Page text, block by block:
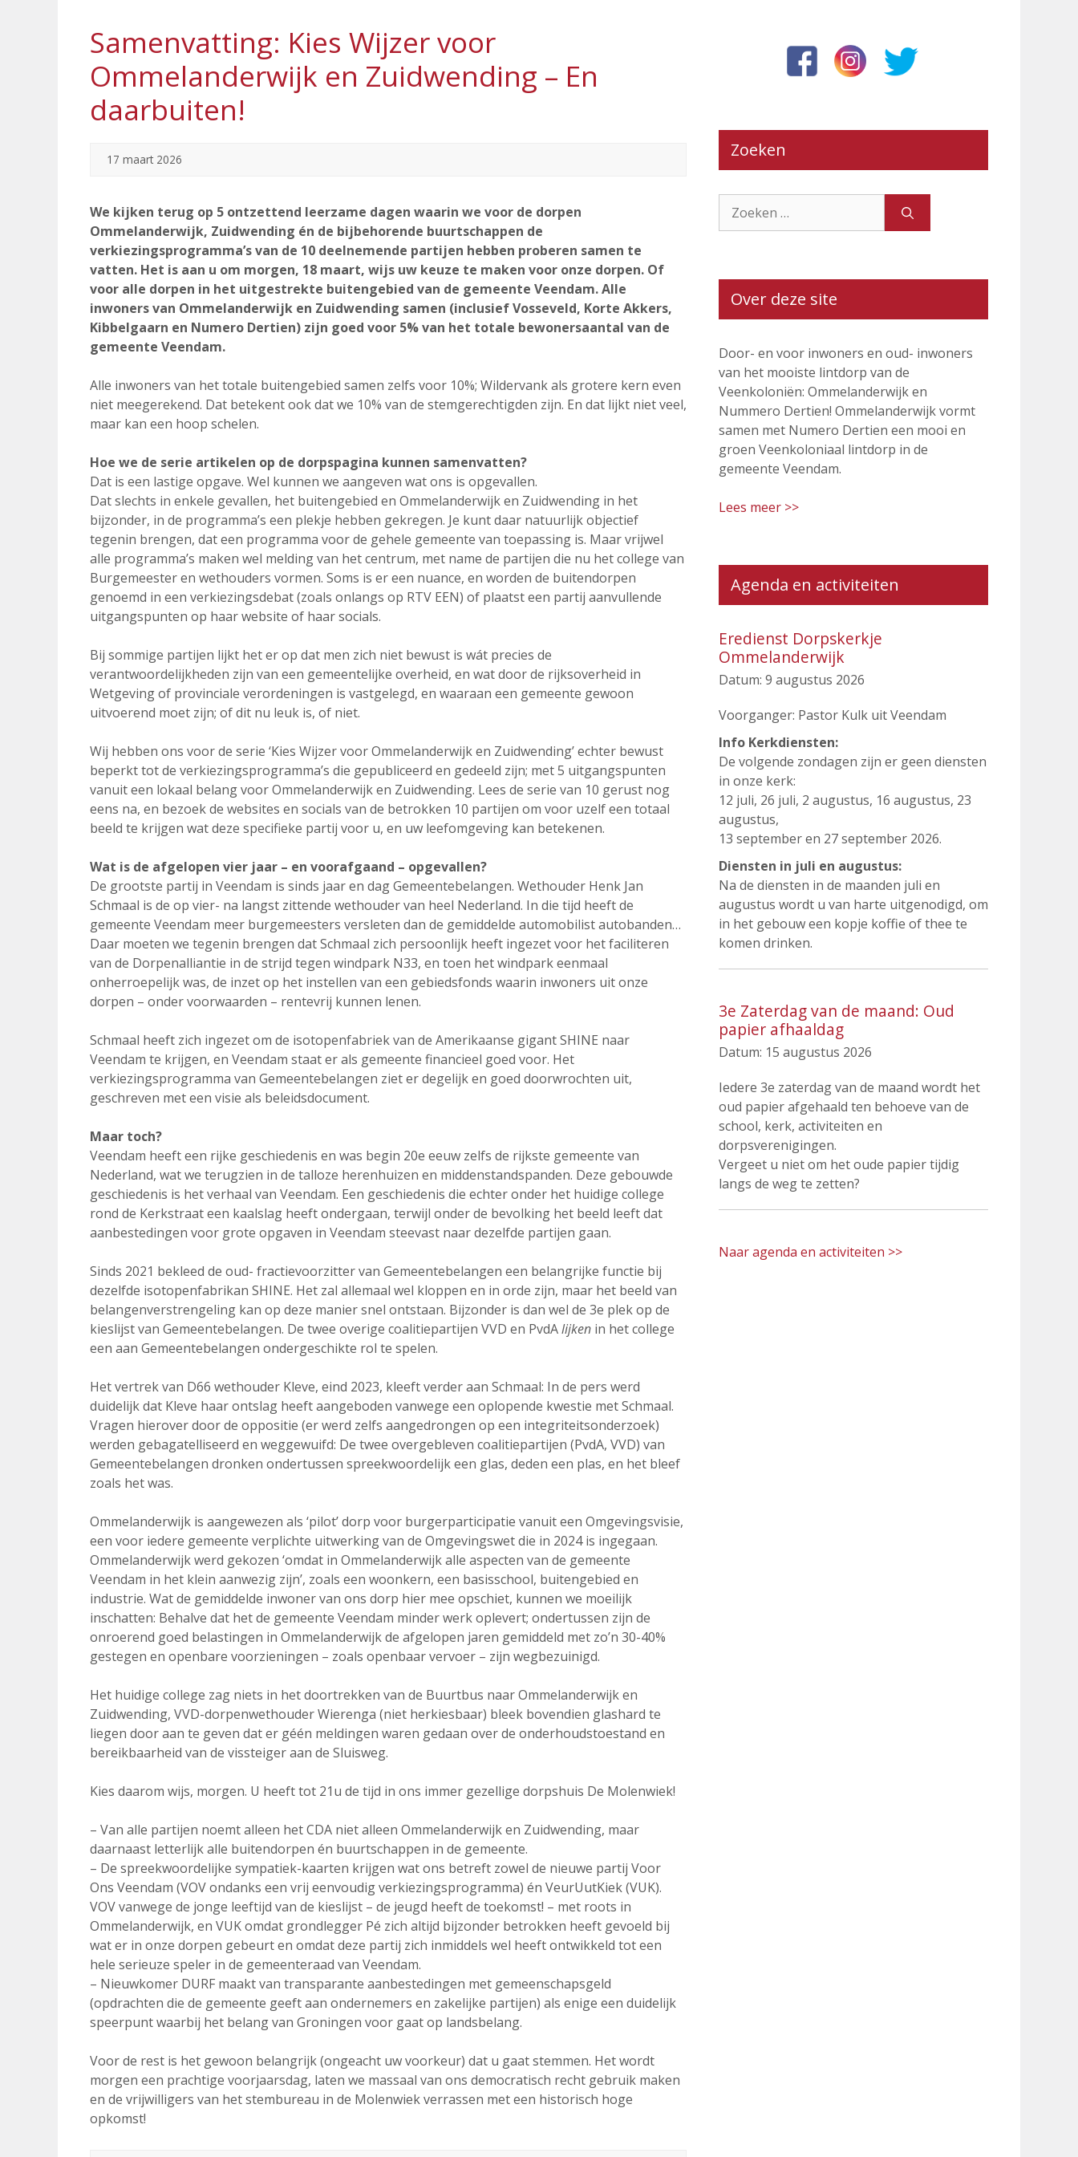
Samenvatting: Kies Wijzer voor
Ommelanderwijk en Zuidwending – En
daarbuiten!
17 maart 2026
We kijken terug op 5 ontzettend leerzame dagen waarin we voor de dorpen
Ommelanderwijk, Zuidwending én de bijbehorende buurtschappen de
verkiezingsprogramma’s van de 10 deelnemende partijen hebben proberen samen te
vatten. Het is aan u om morgen, 18 maart, wijs uw keuze te maken voor onze dorpen. Of
voor alle dorpen in het uitgestrekte buitengebied van de gemeente Veendam. Alle
inwoners van Ommelanderwijk en Zuidwending samen (inclusief Vosseveld, Korte Akkers,
Kibbelgaarn en Numero Dertien) zijn goed voor 5% van het totale bewonersaantal van de
gemeente Veendam.
Alle inwoners van het totale buitengebied samen zelfs voor 10%; Wildervank als grotere kern even
niet meegerekend. Dat betekent ook dat we 10% van de stemgerechtigden zijn. En dat lijkt niet veel,
maar kan een hoop schelen.
Hoe we de serie artikelen op de dorpspagina kunnen samenvatten?
Dat is een lastige opgave. Wel kunnen we aangeven wat ons is opgevallen.
Dat slechts in enkele gevallen, het buitengebied en Ommelanderwijk en Zuidwending in het
bijzonder, in de programma’s een plekje hebben gekregen. Je kunt daar natuurlijk objectief
tegenin brengen, dat een programma voor de gehele gemeente van toepassing is. Maar vrijwel
alle programma’s maken wel melding van het centrum, met name de partijen die nu het college van
Burgemeester en wethouders vormen. Soms is er een nuance, en worden de buitendorpen
genoemd in een verkiezingsdebat (zoals onlangs op RTV EEN) of plaatst een partij aanvullende
uitgangspunten op haar website of haar socials.
Bij sommige partijen lijkt het er op dat men zich niet bewust is wát precies de
verantwoordelijkheden zijn van een gemeentelijke overheid, en wat door de rijksoverheid in
Wetgeving of provinciale verordeningen is vastgelegd, en waaraan een gemeente gewoon
uitvoerend moet zijn; of dit nu leuk is, of niet.
Wij hebben ons voor de serie ‘Kies Wijzer voor Ommelanderwijk en Zuidwending’ echter bewust
beperkt tot de verkiezingsprogramma’s die gepubliceerd en gedeeld zijn; met 5 uitgangspunten
vanuit een lokaal belang voor Ommelanderwijk en Zuidwending. Lees de serie van 10 gerust nog
eens na, en bezoek de websites en socials van de betrokken 10 partijen om voor uzelf een totaal
beeld te krijgen wat deze specifieke partij voor u, en uw leefomgeving kan betekenen.
Wat is de afgelopen vier jaar – en voorafgaand – opgevallen?
De grootste partij in Veendam is sinds jaar en dag Gemeentebelangen. Wethouder Henk Jan
Schmaal is de op vier- na langst zittende wethouder van heel Nederland. In die tijd heeft de
gemeente Veendam meer burgemeesters versleten dan de gemiddelde automobilist autobanden…
Daar moeten we tegenin brengen dat Schmaal zich persoonlijk heeft ingezet voor het faciliteren
van de Dorpenalliantie in de strijd tegen windpark N33, en toen het windpark eenmaal
onherroepelijk was, de inzet op het instellen van een gebiedsfonds waarin inwoners uit onze
dorpen – onder voorwaarden – rentevrij kunnen lenen.
Schmaal heeft zich ingezet om de isotopenfabriek van de Amerikaanse gigant SHINE naar
Veendam te krijgen, en Veendam staat er als gemeente financieel goed voor. Het
verkiezingsprogramma van Gemeentebelangen ziet er degelijk en goed doorwrochten uit,
geschreven met een visie als beleidsdocument.
Maar toch?
Veendam heeft een rijke geschiedenis en was begin 20e eeuw zelfs de rijkste gemeente van
Nederland, wat we terugzien in de talloze herenhuizen en middenstandspanden. Deze gebouwde
geschiedenis is het verhaal van Veendam. Een geschiedenis die echter onder het huidige college
rond de Kerkstraat een kaalslag heeft ondergaan, terwijl onder de bevolking het beeld leeft dat
aanbestedingen voor grote opgaven in Veendam steevast naar dezelfde partijen gaan.
Sinds 2021 bekleed de oud- fractievoorzitter van Gemeentebelangen een belangrijke functie bij
dezelfde isotopenfabrikan SHINE. Het zal allemaal wel kloppen en in orde zijn, maar het beeld van
belangenverstrengeling kan op deze manier snel ontstaan. Bijzonder is dan wel de 3e plek op de
kieslijst van Gemeentebelangen. De twee overige coalitiepartijen VVD en PvdAlijken in het college
een aan Gemeentebelangen ondergeschikte rol te spelen.
Het vertrek van D66 wethouder Kleve, eind 2023, kleeft verder aan Schmaal: In de pers werd
duidelijk dat Kleve haar ontslag heeft aangeboden vanwege een oplopende kwestie met Schmaal.
Vragen hierover door de oppositie (er werd zelfs aangedrongen op een integriteitsonderzoek)
werden gebagatelliseerd en weggewuifd: De twee overgebleven coalitiepartijen (PvdA, VVD) van
Gemeentebelangen dronken ondertussen spreekwoordelijk een glas, deden een plas, en het bleef
zoals het was.
Ommelanderwijk is aangewezen als ‘pilot’ dorp voor burgerparticipatie vanuit een Omgevingsvisie,
een voor iedere gemeente verplichte uitwerking van de Omgevingswet die in 2024 is ingegaan.
Ommelanderwijk werd gekozen ‘omdat in Ommelanderwijk alle aspecten van de gemeente
Veendam in het klein aanwezig zijn’, zoals een woonkern, een basisschool, buitengebied en
industrie. Wat de gemiddelde inwoner van ons dorp hier mee opschiet, kunnen we moeilijk
inschatten: Behalve dat het de gemeente Veendam minder werk oplevert; ondertussen zijn de
onroerend goed belastingen in Ommelanderwijk de afgelopen jaren gemiddeld met zo’n 30-40%
gestegen en openbare voorzieningen – zoals openbaar vervoer – zijn wegbezuinigd.
Het huidige college zag niets in het doortrekken van de Buurtbus naar Ommelanderwijk en
Zuidwending, VVD-dorpenwethouder Wierenga (niet herkiesbaar) bleek bovendien glashard te
liegen door aan te geven dat er géén meldingen waren gedaan over de onderhoudstoestand en
bereikbaarheid van de vissteiger aan de Sluisweg.
Kies daarom wijs, morgen. U heeft tot 21u de tijd in ons immer gezellige dorpshuis De Molenwiek!
– Van alle partijen noemt alleen het CDA niet alleen Ommelanderwijk en Zuidwending, maar
daarnaast letterlijk alle buitendorpen én buurtschappen in de gemeente.
– De spreekwoordelijke sympatiek-kaarten krijgen wat ons betreft zowel de nieuwe partij Voor
Ons Veendam (VOV ondanks een vrij eenvoudig verkiezingsprogramma) én VeurUutKiek (VUK).
VOV vanwege de jonge leeftijd van de kieslijst – de jeugd heeft de toekomst! – met roots in
Ommelanderwijk, en VUK omdat grondlegger Pé zich altijd bijzonder betrokken heeft gevoeld bij
wat er in onze dorpen gebeurt en omdat deze partij zich inmiddels wel heeft ontwikkeld tot een
hele serieuze speler in de gemeenteraad van Veendam.
– Nieuwkomer DURF maakt van transparante aanbestedingen met gemeenschapsgeld
(opdrachten die de gemeente geeft aan ondernemers en zakelijke partijen) als enige een duidelijk
speerpunt waarbij het belang van Groningen voor gaat op landsbelang.
Voor de rest is het gewoon belangrijk (ongeacht uw voorkeur) dat u gaat stemmen. Het wordt
morgen een prachtige voorjaarsdag, laten we massaal van ons democratisch recht gebruik maken
en de vrijwilligers van het stembureau in de Molenwiek verrassen met een historisch hoge
opkomst!
Zoeken
naar:
Over deze site
Door- en voor inwoners en oud- inwoners
van het mooiste lintdorp van de
Veenkoloniën: Ommelanderwijk en
Nummero Dertien! Ommelanderwijk vormt
samen met Numero Dertien een mooi en
groen Veenkoloniaal lintdorp in de
gemeente Veendam.
Lees meer >>
Agenda en activiteiten
Eredienst Dorpskerkje
Ommelanderwijk
Datum: 9 augustus 2026
Voorganger: Pastor Kulk uit Veendam
Info Kerkdiensten:
De volgende zondagen zijn er geen diensten
in onze kerk:
12 juli, 26 juli, 2 augustus, 16 augustus, 23
augustus,
13 september en 27 september 2026.
Diensten in juli en augustus:
Na de diensten in de maanden juli en
augustus wordt u van harte uitgenodigd, om
in het gebouw een kopje koffie of thee te
komen drinken.
3e Zaterdag van de maand: Oud
papier afhaaldag
Datum: 15 augustus 2026
Iedere 3e zaterdag van de maand wordt het
oud papier afgehaald ten behoeve van de
school, kerk, activiteiten en
dorpsverenigingen.
Vergeet u niet om het oude papier tijdig
langs de weg te zetten?
Naar agenda en activiteiten >>